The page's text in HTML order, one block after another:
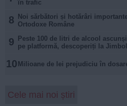
în trafic
8
Noi sărbători și hotărâri
Ortodoxe Române
9
Peste 100 de litri de alcool
pe platformă, descoperiți la
10 Milioane de lei prejudiciu în
Cele mai noi știri